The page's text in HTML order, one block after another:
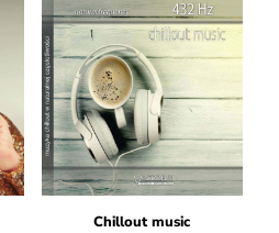
Chillout music